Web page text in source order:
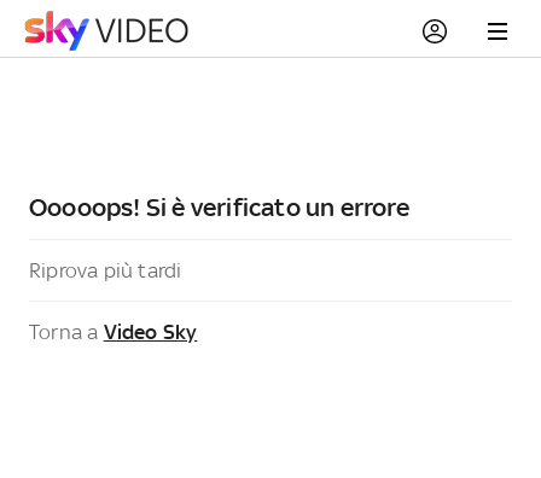
Ooooops! Si è verificato un errore
Riprova più tardi
Torna a Video Sky